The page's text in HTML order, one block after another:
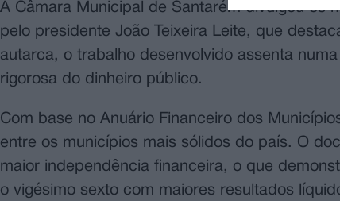
A Câmara Municipal de Santarém divulgou os
pelo presidente João Teixeira Leite, que
autarca, o trabalho desenvolvido assenta
rigorosa do dinheiro público.
Com base no Anuário Financeiro dos
entre os municípios mais sólidos do país. O
maior independência financeira, o que
o vigésimo sexto com maiores resultados